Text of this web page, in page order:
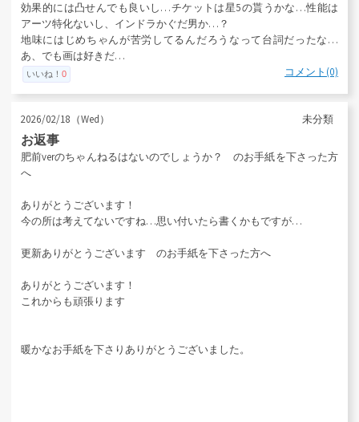
効果的には凸せんでも良いし…チケットは星5の貰うかな…性能は
アーツ特化ないし、インドラかぐだ男か…？
地味にはじめちゃんが苦労してるんだろうなって台詞だったな…
あ、でも画は好きだ…
いいね！ 0 コメント(0)
2026/02/18（Wed） 未分類
お返事
肥前verのちゃんねるはないのでしょうか？ のお手紙を下さった方
へ
ありがとうございます！
今の所は考えてないですね…思い付いたら書くかもですが…
更新ありがとうございます のお手紙を下さった方へ
ありがとうございます！
これからも頑張ります
暖かなお手紙を下さりありがとうございました。